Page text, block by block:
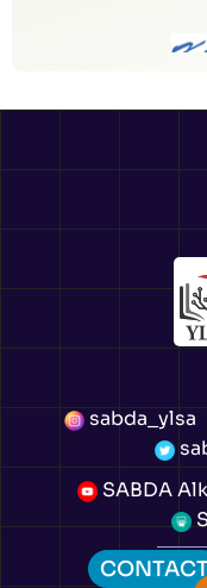
sabda_ylsa
SABDA